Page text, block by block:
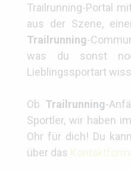
Trailrunning-Portal
aus der Szene,
Trailrunning-
was du sonst
Lieblingssportart
Ob Trailrunning-
Sportler, wir haben
Ohr für dich! Du
über das